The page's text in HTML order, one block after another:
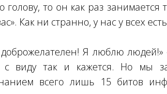
голову, то он как раз
Как ни странно, у нас у всех
Я люблю людей!»
с виду так и кажется. Но мы
всего лишь 15 битов